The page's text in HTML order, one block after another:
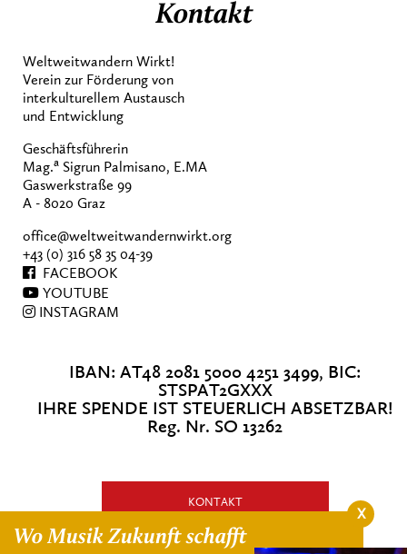
X
Wo Musik Zukunft schafft
Kontakt
Weltweitwandern Wirkt!
Verein zur Förderung von
interkulturellem Austausch
und Entwicklung
Geschäftsführerin
Mag.a Sigrun Palmisano, E.MA
Gaswerkstraße 99
A - 8020 Graz
office@weltweitwandernwirkt.org
+43 (0) 316 58 35 04-39
FACEBOOK
YOUTUBE
INSTAGRAM
IBAN: AT48 2081 5000 4251 3499, BIC:
STSPAT2GXXX
IHRE SPENDE IST STEUERLICH ABSETZBAR!
Reg. Nr. SO 13262
KONTAKT